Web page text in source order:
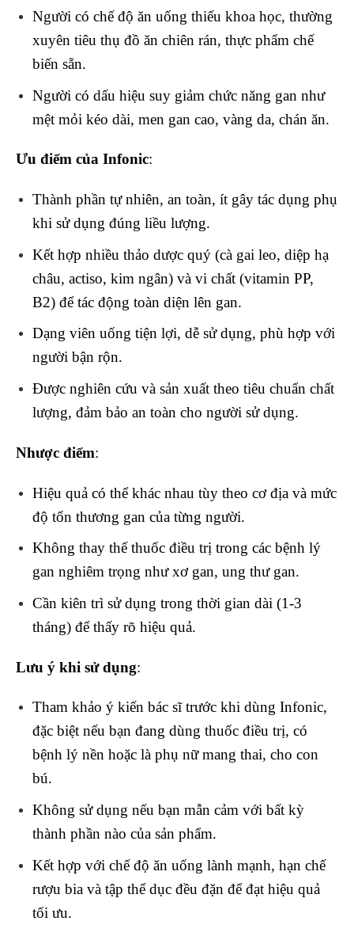
Người có chế độ ăn uống thiếu khoa học, thường
xuyên tiêu thụ đồ ăn chiên rán, thực phẩm chế
biến sẵn.
Người có dấu hiệu suy giảm chức năng gan như
mệt mỏi kéo dài, men gan cao, vàng da, chán ăn.
Ưu điểm của Infonic:
Thành phần tự nhiên, an toàn, ít gây tác dụng phụ
khi sử dụng đúng liều lượng.
Kết hợp nhiều thảo dược quý (cà gai leo, diệp hạ
châu, actiso, kim ngân) và vi chất (vitamin PP,
B2) để tác động toàn diện lên gan.
Dạng viên uống tiện lợi, dễ sử dụng, phù hợp với
người bận rộn.
Được nghiên cứu và sản xuất theo tiêu chuẩn chất
lượng, đảm bảo an toàn cho người sử dụng.
Nhược điểm:
Hiệu quả có thể khác nhau tùy theo cơ địa và mức
độ tổn thương gan của từng người.
Không thay thế thuốc điều trị trong các bệnh lý
gan nghiêm trọng như xơ gan, ung thư gan.
Cần kiên trì sử dụng trong thời gian dài (1-3
tháng) để thấy rõ hiệu quả.
Lưu ý khi sử dụng:
Tham khảo ý kiến bác sĩ trước khi dùng Infonic,
đặc biệt nếu bạn đang dùng thuốc điều trị, có
bệnh lý nền hoặc là phụ nữ mang thai, cho con
bú.
Không sử dụng nếu bạn mẫn cảm với bất kỳ
thành phần nào của sản phẩm.
Kết hợp với chế độ ăn uống lành mạnh, hạn chế
rượu bia và tập thể dục đều đặn để đạt hiệu quả
tối ưu.